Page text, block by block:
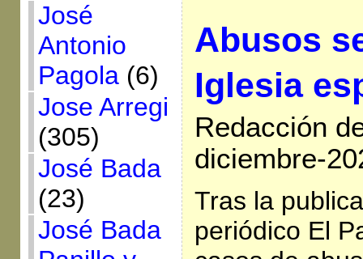
José
Antonio
Pagola(6)
Jose Arregi
(305)
José Bada
(23)
José Bada
Abusos
Iglesia
Redacción
diciembre-
Tras la
periódico El